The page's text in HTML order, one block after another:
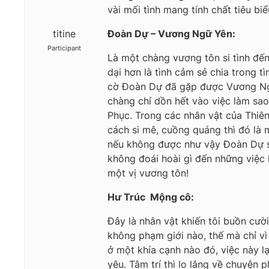
titine
Participant
vài mối tình mang tính chất tiêu
Đoàn Dự – Vương Ngữ Yên:
Là một chàng vương tôn si tình
dại hơn là tình cảm sẻ chia trong
cờ Đoàn Dự đã gặp được Vương
chàng chỉ dồn hết vào việc làm
Phục. Trong các nhân vật của
cách si mê, cuồng quáng thì đó là
nếu không được như vậy Đoàn Dự
không đoái hoài gì đến những
một vị vương tôn!
Hư Trúc  Mộng cô:
Đây là nhân vật khiến tôi buồn
không phạm giới nào, thế mà chỉ
ở một khía cạnh nào đó, việc này
yêu. Tâm trí thì lo lắng về chuyện